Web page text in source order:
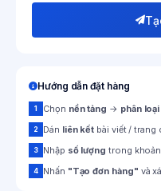
Hướng dẫn đặt hàng
1 Chọn nền tảng → phân loại
2 Dán liên kết bài viết / trang
3 Nhập số lượng trong
4 Nhấn "Tạo đơn hàng" và